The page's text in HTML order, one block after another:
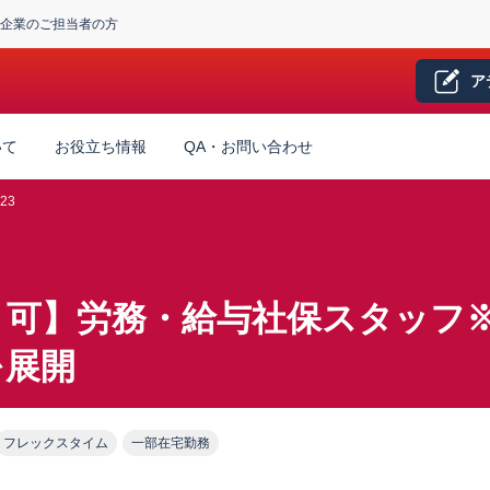
企業のご担当者の方
ア
お役立ち情報 QA・お問い合わせ
】労務・給与社保スタッ
開
フレックスタイム 一部在宅勤務